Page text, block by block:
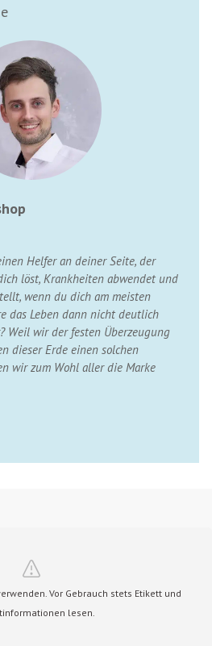
Helfer an deiner Seite, der
löst, Krankheiten abwendet und
wenn du dich am meisten
das Leben dann nicht deutlich
Weil wir der festen Überzeugung
dieser Erde einen solchen
wir zum Wohl aller die Marke
Vor Gebrauch stets Etikett und
lesen.